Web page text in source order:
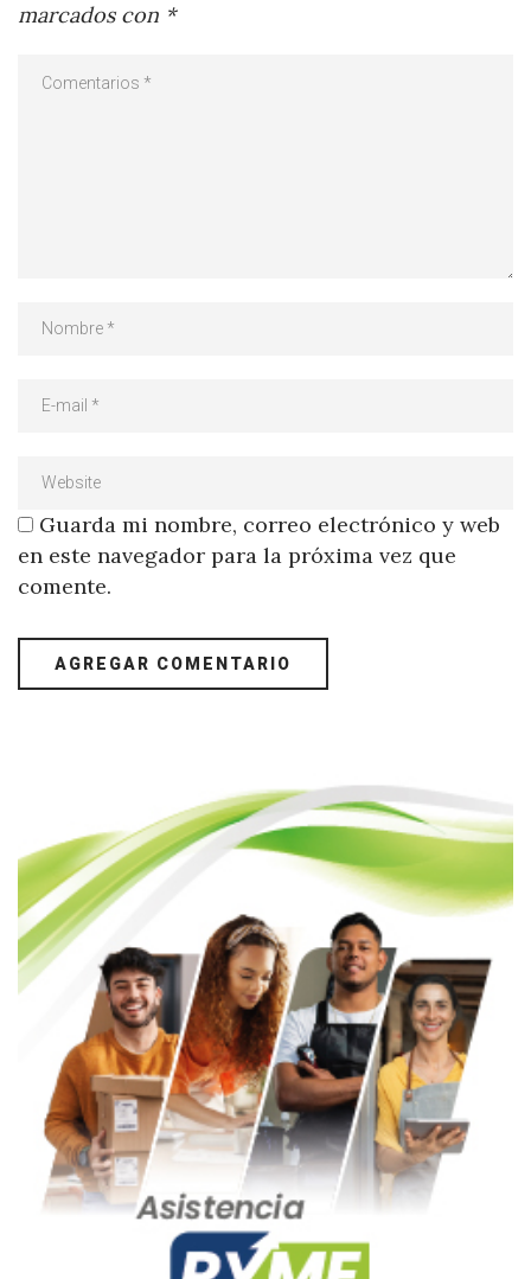
marcados con *
Guarda mi nombre, correo electrónico y web
en este navegador para la próxima vez que
comente.